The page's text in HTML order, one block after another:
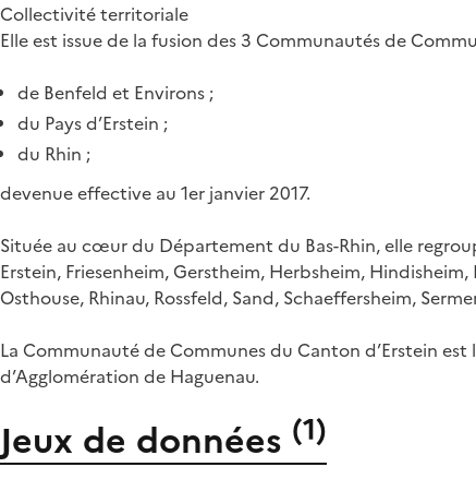
Collectivité territoriale
Elle est issue de la fusion des 3 Communautés de
de Benfeld et Environs ;
du Pays d’Erstein ;
du Rhin ;
devenue effective au 1er janvier 2017.
Située au cœur du Département du Bas-Rhin, elle
Erstein, Friesenheim, Gerstheim, Herbsheim,
Osthouse, Rhinau, Rossfeld, Sand, Schaeffersheim,
La Communauté de Communes du Canton d’Erstein
d’Agglomération de Haguenau.
Jeux de données (1)